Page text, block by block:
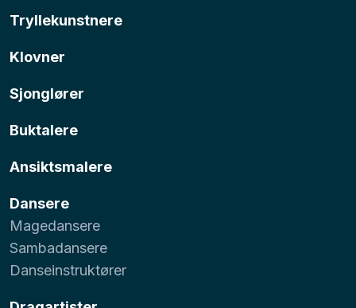
Tryllekunstnere
Klovner
Sjonglører
Buktalere
Ansiktsmalere
Dansere
Magedansere
Sambadansere
Danseinstruktører